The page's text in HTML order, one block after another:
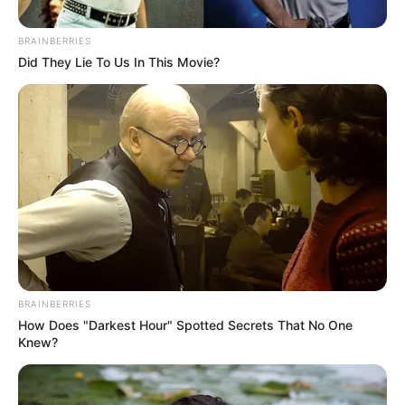
Foto archivo
Aguas de Cartagena avanza con las obras de
intervención
Por: Ivanna Mastrascusa Cavadía
Marzo 5, 2024
BRAINBERRIES
Did They Lie To Us In This Movie?
BRAINBERRIES
How Does "Darkest Hour" Spotted Secrets That No One
Knew?